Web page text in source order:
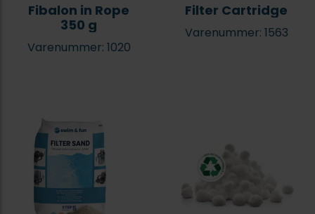
Fibalon in Rope
350 g
Varenummer: 1020
Filter Cartridge
Varenummer: 1563